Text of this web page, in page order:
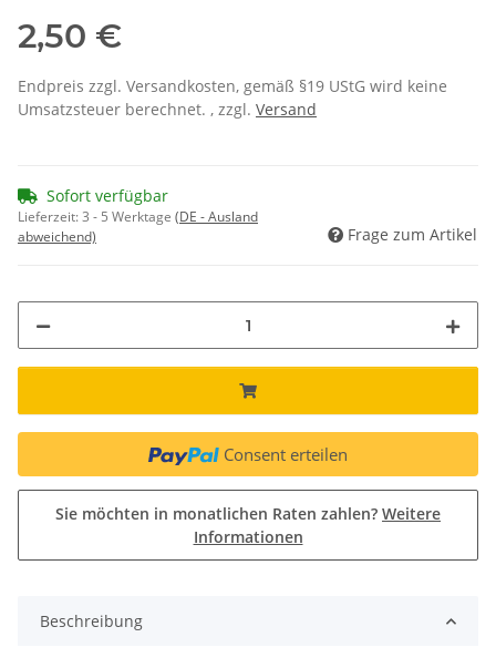
2,50 €
Endpreis zzgl. Versandkosten, gemäß §19 UStG wird keine
Umsatzsteuer berechnet. , zzgl. Versand
Sofort verfügbar
Lieferzeit:3 - 5 Werktage (DE - Ausland
abweichend)
Frage zum Artikel
Consent erteilen
Sie möchten in monatlichen Raten zahlen? Weitere
Informationen
Beschreibung